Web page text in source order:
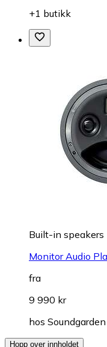
+1 butikk
Built-in speakers
Monitor Audio
fra
9 990 kr
hos Soundgarden
Hopp over innholdet